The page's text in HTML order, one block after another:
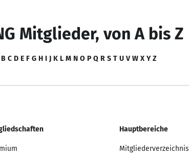
Mitglieder, von A bis Z
B C D E F G H I J K L M N O P Q R S T U V W X Y Z
Hauptbereiche
Mitgliederverzeichnis